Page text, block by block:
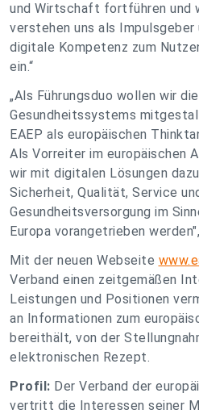
und Wirtschaft fortführen und
verstehen uns als Impulsgeber
digitale Kompetenz zum
ein.“
„Als Führungsduo wollen wir
Gesundheitssystems
EAEP als europäischen
Als Vorreiter im europäischen
wir mit digitalen Lösungen
Sicherheit, Qualität, Service
Gesundheitsversorgung im
Europa vorangetrieben
Mit der neuen Webseite
Verband einen zeitgemäßen
Leistungen und Positionen
an Informationen zum
bereithält, von der
elektronischen Rezept.
Profil: Der Verband der
vertritt die Interessen seiner